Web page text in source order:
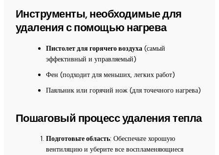
Инструменты, необходимые для
удаления с помощью нагрева
Пистолет для горячего воздуха(самый
эффективный и управляемый)
Фен (подходит для меньших, легких работ)
Паяльник или горячий нож (для точечного нагрева)
Пошаговый процесс удаления тепла
Подготовьте область: Обеспечьте хорошую
вентиляцию и уберите все воспламеняющиеся